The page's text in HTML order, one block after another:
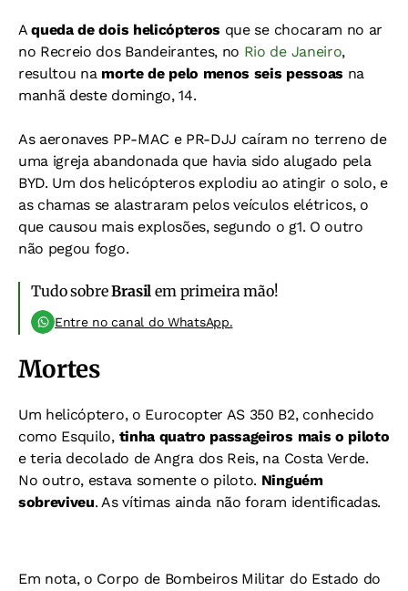
Aqueda de dois helicópteros que se chocaram no ar
no Recreio dos Bandeirantes, no Rio de Janeiro,
resultou na morte de pelo menos seis pessoas na
manhã deste domingo, 14.
As aeronaves PP-MAC e PR-DJJ caíram no terreno de
uma igreja abandonada que havia sido alugado pela
BYD. Um dos helicópteros explodiu ao atingir o solo, e
as chamas se alastraram pelos veículos elétricos, o
que causou mais explosões, segundo o g1. O outro
não pegou fogo.
Tudo sobreBrasil em primeira mão!
Entre no canal do WhatsApp.
Mortes
Um helicóptero, o Eurocopter AS 350 B2, conhecido
como Esquilo,tinha quatro passageiros mais o piloto
e teria decolado de Angra dos Reis, na Costa Verde.
No outro, estava somente o piloto. Ninguém
sobreviveu. As vítimas ainda não foram identificadas.
Em nota, o Corpo de Bombeiros Militar do Estado do